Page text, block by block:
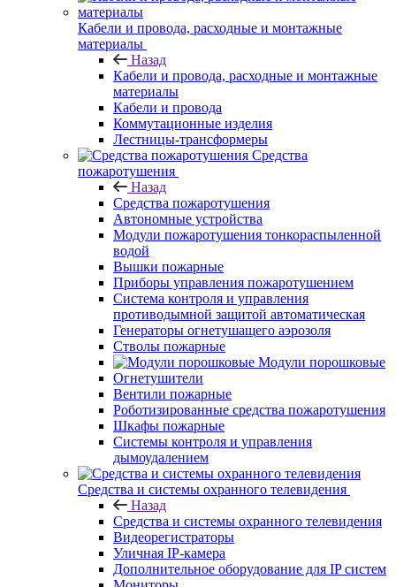
Кабели и провода, расходные и монтажные
материалы
Назад
Кабели и провода, расходные и монтажные
материалы
Кабели и провода
Коммутационные изделия
Лестницы-трансформеры
Средства
пожаротушения
Назад
Средства пожаротушения
Автономные устройства
Модули пожаротушения тонкораспыленной
водой
Вышки пожарные
Приборы управления пожаротушением
Система контроля и управления
противодымной защитой автоматическая
Генераторы огнетушащего аэрозоля
Стволы пожарные
Модули порошковые
Огнетушители
Вентили пожарные
Роботизированные средства пожаротушения
Шкафы пожарные
Системы контроля и управления
дымоудалением
Средства и системы охранного телевидения
Назад
Средства и системы охранного телевидения
Видеорегистраторы
Уличная IP-камера
Дополнительное оборудование для IP систем